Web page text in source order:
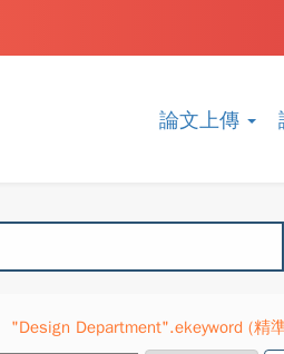
論文上傳
"Design Department".ekeyword (精